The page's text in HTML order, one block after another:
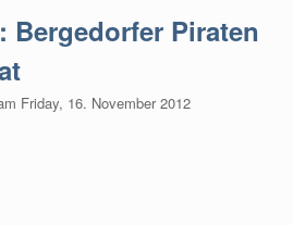
Bergedorfer Piraten
Friday, 16. November 2012